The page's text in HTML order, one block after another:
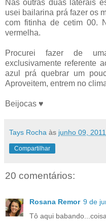
Nas outras duas laterais
usei bailarina prá fazer os
com fitinha de cetim 00.
vermelha.
Procurei fazer de
exclusivamente referente
azul prá quebrar um
Aproveitem, entrem no
Beijocas ♥
Tays Rocha às junho 09, 2011
Compartilhar
20 comentários:
Rosana Remor 9 de
Tô aqui